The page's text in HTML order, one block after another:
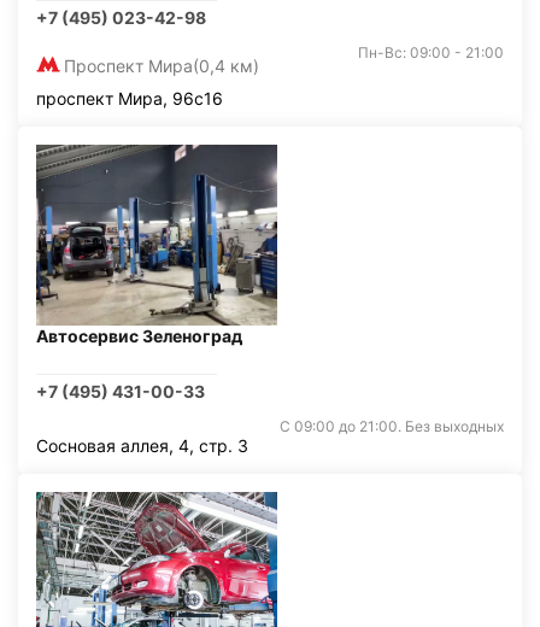
+7 (495) 023-42-98
Проспект Мира(0,4 км)
Пн-Вс: 09:00 - 21:00
проспект Мира, 96с16
Автосервис Зеленоград
+7 (495) 431-00-33
С 09:00 до 21:00. Без выходных
Сосновая аллея, 4, стр. 3